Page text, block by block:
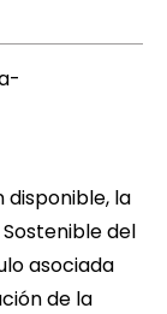
la
del
asociada
de la